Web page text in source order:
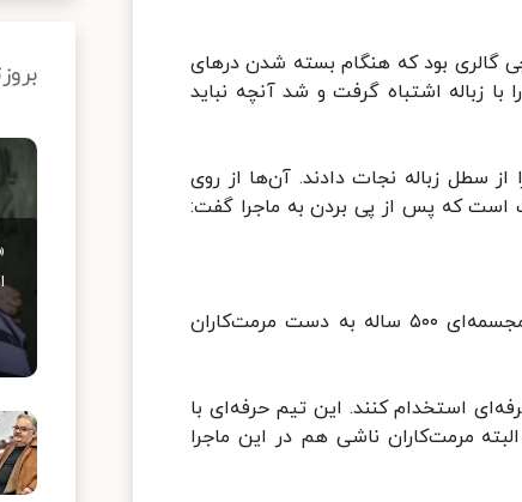
گالری بود که هنگام بسته شدن درهای
زباله اشتباه گرفت و شد آنچه نباید
از سطل زباله نجات دادند. آن‌ها از روی
است که پس از پی بردن به ماجرا گفت:
نام اسپانیا در مرمت‌های غیرحرفه‌ای پرآوازه است. در یکی از نمونه‌های مشهور مجسمه‌ای ۵۰۰ ساله به دست مرمت‌کاران
استخدام کنند. این تیم حرفه‌ای با
البته مرمت‌کاران ناشی هم در این ماجرا